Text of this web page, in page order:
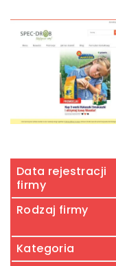
Data rejestracji
firmy
Rodzaj firmy
Kategoria